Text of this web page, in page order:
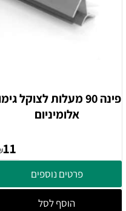
פינה 90 מעלות לצוקל
אלומיניום
11
פרטים נוספים
הוסף לסל